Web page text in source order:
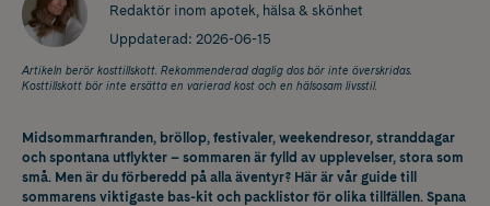
Redaktör inom apotek, hälsa & skönhet
Uppdaterad: 2026-06-15
Artikeln berör kosttillskott. Rekommenderad daglig dos bör inte överskridas.
Kosttillskott bör inte ersätta en varierad kost och en hälsosam livsstil.
Midsommarfiranden, bröllop, festivaler, weekendresor, stranddagar
och spontana utflykter – sommaren är fylld av upplevelser, stora som
små. Men är du förberedd på alla äventyr? Här är vår guide till
sommarens viktigaste bas-kit och packlistor för olika tillfällen. Spana